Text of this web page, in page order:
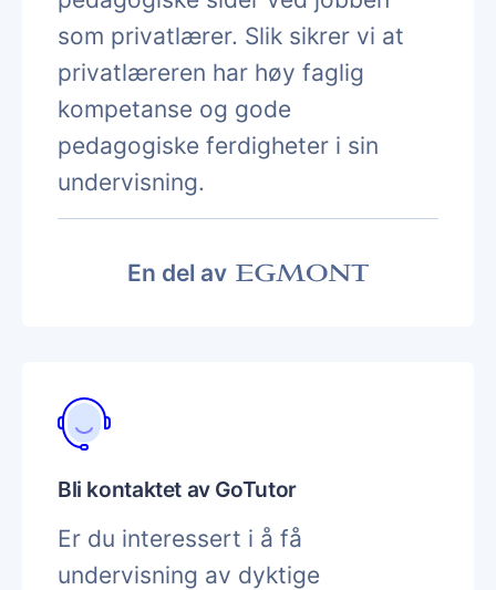
som privatlærer. Slik sikrer vi at
privatlæreren har høy faglig
kompetanse og gode
pedagogiske ferdigheter i sin
undervisning.
En del av
Bli kontaktet av GoTutor
Er du interessert i å få
undervisning av dyktige